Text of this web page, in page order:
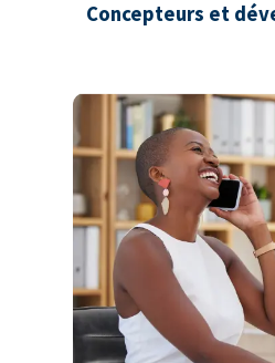
Concepteurs et